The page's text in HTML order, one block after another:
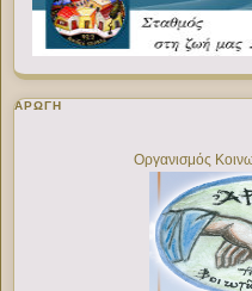
ΑΡΩΓΗ
Οργανισμός